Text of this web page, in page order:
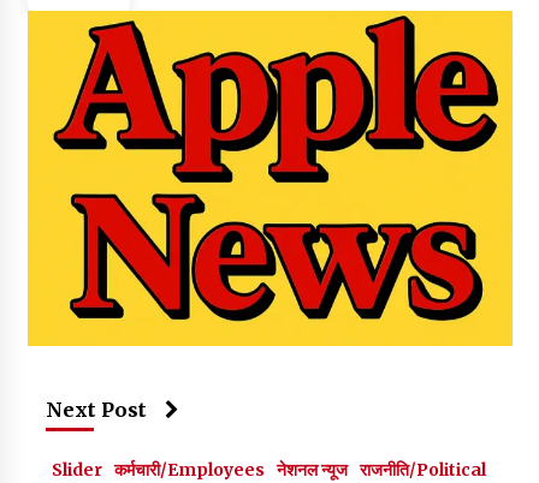
Next Post
Slider कर्मचारी/Employees नेशनल न्यूज राजनीति/Political